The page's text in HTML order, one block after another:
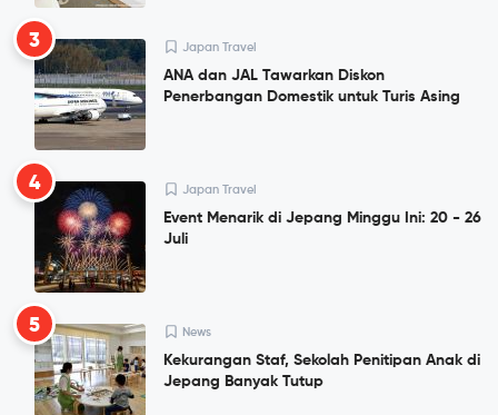
3 Japan Travel
ANA dan JAL Tawarkan Diskon
Penerbangan Domestik untuk Turis Asing
4 Japan Travel
Event Menarik di Jepang Minggu Ini: 20 - 26
Juli
5 News
Kekurangan Staf, Sekolah Penitipan Anak di
Jepang Banyak Tutup